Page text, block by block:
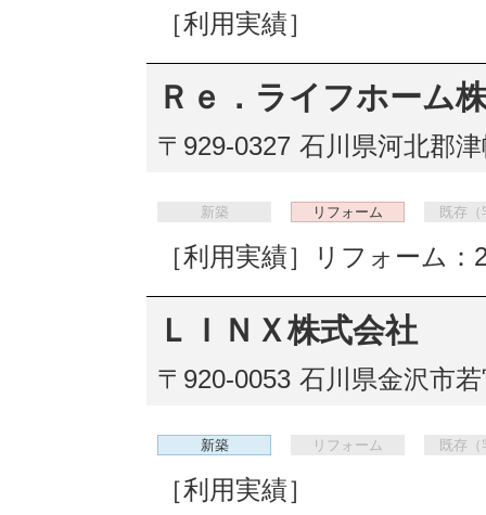
［利用実績］
Ｒｅ．ライフホーム
〒929-0327 石川県河北郡
新築 リフォーム 既存（
［利用実績］リフォーム：
ＬＩＮＸ株式会社
〒920-0053 石川県金沢市
新築 リフォーム 既存（
［利用実績］